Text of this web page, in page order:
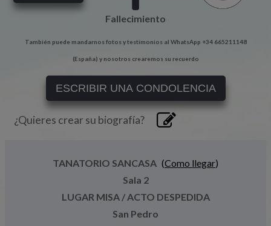
Pedidos
Fallecimiento
También puede mandarnos fotos y testimonios al WhatsApp +34 665211148
(España) y nosotros crearemos su recuerdo
ESCRIBIR UNA CONDOLENCIA
¿Quieres crear su biografía?
TANATORIO SANCASA (Como llegar)
Sala 2
LUGAR MISA / ACTO DESPEDIDA
San Pedro